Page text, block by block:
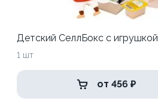
Детский СеллБокс с игрушкой
1 шт
от 456 ₽